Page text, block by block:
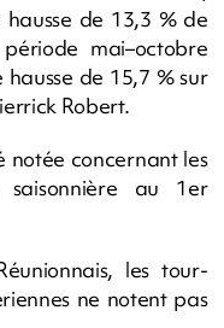
de 13,3 % de
mai–octobre
de 15,7 % sur
Robert.
notée concernant les
saisonnière au 1er
les tour-
ne notent pas